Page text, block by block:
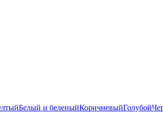
Белый и беленыйКоричневыйГолубой